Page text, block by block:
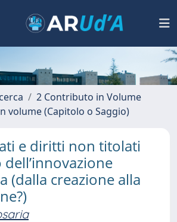
2 Contributo in Volume
volume (Capitolo o Saggio)
e diritti non titolati
(dalla creazione alla